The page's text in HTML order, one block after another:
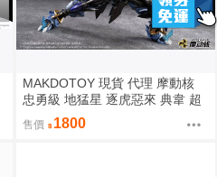
MAKDOTOY 現貨 代理 摩動核
忠勇級 地猛星 逐虎惡來 典韋 超
可動組裝 MNP-XH16A 超取拆盒
售價 1800